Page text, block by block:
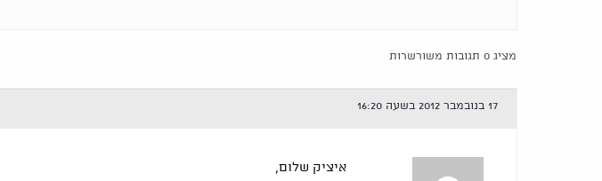
מציג 0 תגובות משורשרות
17 בנובמבר 2012 בשעה 16:20
איציק שלום,